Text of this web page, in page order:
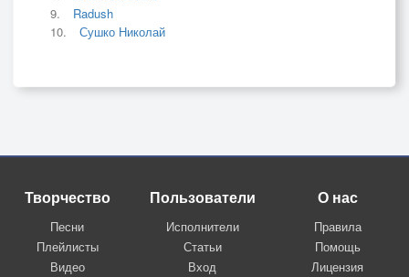
Radush
Сушко Николай
Творчество
Песни
Плейлисты
Видео
Пользователи
Исполнители
Статьи
Вход
О нас
Правила
Помощь
Лицензия